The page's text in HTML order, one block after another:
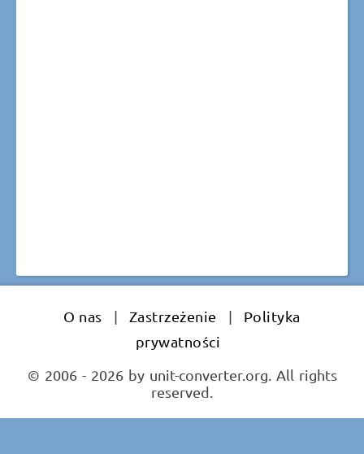
O nas | Zastrzeżenie |
Polityka
prywatności
© 2006 - 2026 by unit-converter.org. All rights
reserved.